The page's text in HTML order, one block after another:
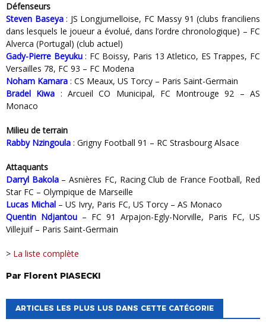
Défenseurs
Steven Baseya: JS Longjumelloise, FC Massy 91 (clubs franciliens
dans lesquels le joueur a évolué, dans l’ordre chronologique) – FC
Alverca (Portugal) (club actuel)
Gady-Pierre Beyuku: FC Boissy, Paris 13 Atletico, ES Trappes, FC
Versailles 78, FC 93 – FC Modena
Noham Kamara : CS Meaux, US Torcy – Paris Saint-Germain
Bradel Kiwa : Arcueil CO Municipal, FC Montrouge 92 – AS
Monaco
Milieu de terrain
Rabby Nzingoula : Grigny Football 91 – RC Strasbourg Alsace
Attaquants
Darryl Bakola– Asnières FC, Racing Club de France Football, Red
Star FC – Olympique de Marseille
Lucas Michal – US Ivry, Paris FC, US Torcy – AS Monaco
Quentin Ndjantou – FC 91 Arpajon-Egly-Norville, Paris FC, US
Villejuif – Paris Saint-Germain
La liste complète
Par Florent PIASECKI
ARTICLES LES PLUS LUS DANS CETTE CATÉGORIE